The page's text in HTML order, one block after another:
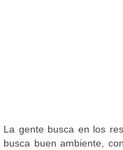
La gente busca en los
busca buen ambiente,